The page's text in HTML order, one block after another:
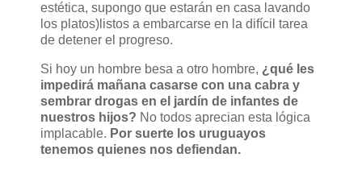
estética, supongo que estarán en casa lavando
los platos)listos a embarcarse en la difícil tarea
de detener el progreso.
Si hoy un hombre besa a otro hombre, ¿qué les
impedirá mañana casarse con una cabra y
sembrar drogas en el jardín de infantes de
nuestros hijos? No todos aprecian esta lógica
implacable. Por suerte los uruguayos
tenemos quienes nos defiendan.